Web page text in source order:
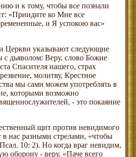
и к тому, чтобы все познали
«Приидите ко Мне все
и Я успокою вас»
Церкви указывают следующие
с дьяволом: Веру, слово Божие
Спасителя нашего, страх
молитву, Крестное
мы сами можем употреблять в
которыми возможно
- это покаяние
щит против невидимого
в нас разными стрелами, «чтобы
10: 2). Но когда враг невидим,
оборону - веру. «Паче всего